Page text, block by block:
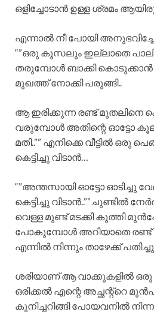
ഒളിച്ചോടാൻ ഉള്ള ശ്രമം
എന്നാൽ നീ പോയി
“”ഒരു കൂസലും ഇല്ലാതെ
തരുമ്പോൾ ബാക്കി
മുഖത്ത് നോക്കി പരുങ്ങി..
ആ ഇരിക്കുന്ന രണ്ട് മുതലിനെ
വരുമ്പോൾ അതിന്റെ ഓട്ടോ
മതി..”” എനിക്കെ വീട്ടിൽ ഒരു
കെട്ടിച്ചു വിടാൻ…
“”അന്തസായി ഓട്ടോ ഓടിച്ചു
കെട്ടിച്ചു വിടാൻ..””ചുണ്ടിൽ
വെള്ള മുണ്ട് മടക്കി കുത്തി
പോകുമ്പോൾ അറിയാതെ രണ്ട്
എന്നിൽ നിന്നും താഴേക്ക്
ശരിയാണ് ആ വാക്കുകളിൽ ഒരു
ഒരിക്കൽ എന്റെ അച്ഛന്റ്റെ
കുനിച്ചറിങ്ങി പോയവനിൽ